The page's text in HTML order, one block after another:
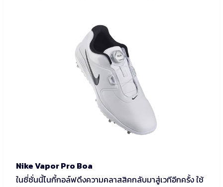
Nike Vapor Pro Boa
ในซี่ซั่นนี้ไนกี้กอล์ฟดึงความคลาสสิคกลับมาสู่เวทีอีกครั้ง ใช้